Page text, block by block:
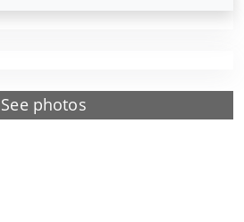
See photos